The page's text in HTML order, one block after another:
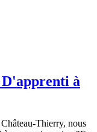
à
Thierry, nous